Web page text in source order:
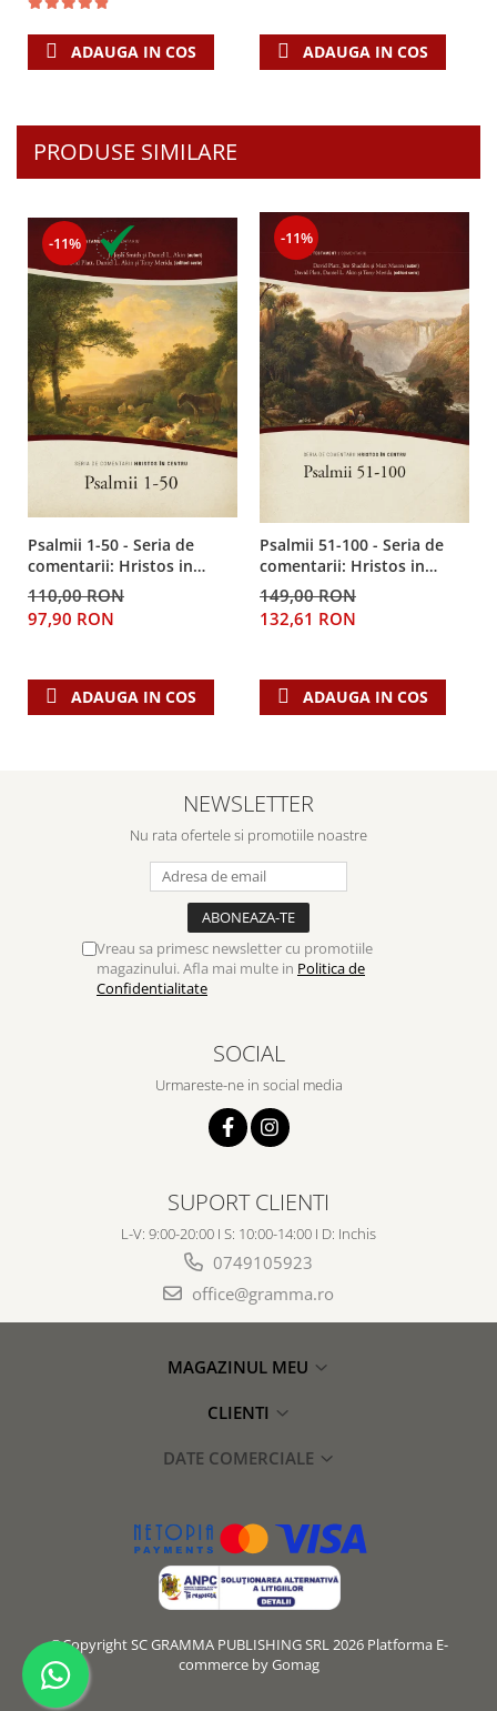
ADAUGA IN COS ADAUGA IN COS
PRODUSE SIMILARE
-11%
Psalmii 1-50 - Seria de
comentarii: Hristos in
centru
110,00 RON
97,90 RON
ADAUGA IN COS
-11%
Psalmii 51-100 - Seria de
comentarii: Hristos in
centru
149,00 RON
132,61 RON
ADAUGA IN COS
NEWSLETTER
Nu rata ofertele si promotiile noastre
Vreau sa primesc newsletter cu promotiile
magazinului. Afla mai multe in Politica de
Confidentialitate
SOCIAL
Urmareste-ne in social media
SUPORT CLIENTI
L-V: 9:00-20:00 I S: 10:00-14:00 I D: Inchis
0749105923
office@gramma.ro
MAGAZINUL MEU
CLIENTI
DATE COMERCIALE
©Copyright SC GRAMMA PUBLISHING SRL 2026 Platforma E-
commerce by Gomag